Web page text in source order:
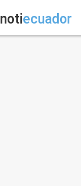
notiecuador